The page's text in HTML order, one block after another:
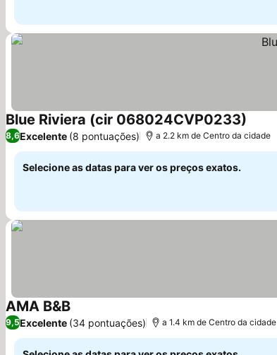
Blue Riviera (cir 068024CVP0233)
8,6Excelente (8 pontuações) a 2.2 km de Centro da cidade
Selecione as datas para ver os preços exatos.
AMA B&BVer preços
9,5Excelente (34 pontuações) a 1.4 km de Centro da cidade